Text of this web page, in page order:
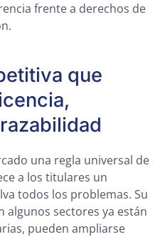
frente a derechos de
que
una regla universal de
a los titulares un
todos los problemas. Su
algunos sectores ya están
pueden ampliarse